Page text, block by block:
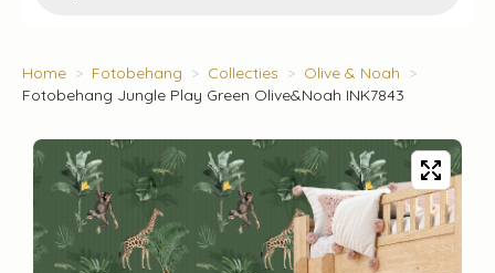
Home Fotobehang Collecties
Olive & Noah
Fotobehang Jungle Play Green Olive&Noah INK7843